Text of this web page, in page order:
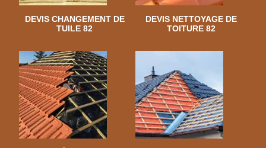
DEVIS CHANGEMENT DE
TUILE 82
DEVIS NETTOYAGE DE
TOITURE 82